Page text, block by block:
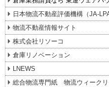
日本物流不動産評価機構（JA-LPA
物流不動産情報サイト
株式会社リソーコ
倉庫リノベーション
LNEWS
総合物流専門紙 物流ウィークリ